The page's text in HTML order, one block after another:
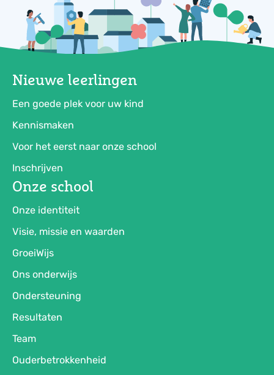
Nieuwe leerlingen
Een goede plek voor uw kind
Kennismaken
Voor het eerst naar onze school
Inschrijven
Onze school
Onze identiteit
Visie, missie en waarden
GroeiWijs
Ons onderwijs
Ondersteuning
Resultaten
Team
Ouderbetrokkenheid